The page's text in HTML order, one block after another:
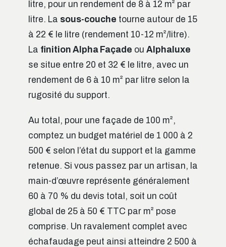
litre, pour un rendement de 8 à 12 m² par
litre. La sous-couche tourne autour de 15
à 22 € le litre (rendement 10-12 m²/litre).
La finition Alpha Façade ou Alphaluxe
se situe entre 20 et 32 € le litre, avec un
rendement de 6 à 10 m² par litre selon la
rugosité du support.
Au total, pour une façade de 100 m²,
comptez un budget matériel de 1 000 à 2
500 € selon l’état du support et la gamme
retenue. Si vous passez par un artisan, la
main-d’œuvre représente généralement
60 à 70 % du devis total, soit un coût
global de 25 à 50 € TTC par m² pose
comprise. Un ravalement complet avec
échafaudage peut ainsi atteindre 2 500 à